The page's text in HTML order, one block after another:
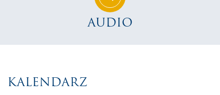
AUDIO
KALENDARZ